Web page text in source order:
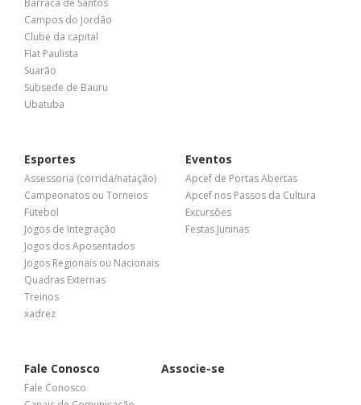
Barraca de Santos
Campos do Jordão
Clube da capital
Flat Paulista
Suarão
Subsede de Bauru
Ubatuba
Esportes
Assessoria (corrida/natação)
Campeonatos ou Torneios
Futebol
Jogos de Integração
Jogos dos Aposentados
Jogos Regionais ou Nacionais
Quadras Externas
Treinos
xadrez
Eventos
Apcef de Portas Abertas
Apcef nos Passos da Cultura
Excursões
Festas Juninas
Fale Conosco
Fale Conosco
Associe-se